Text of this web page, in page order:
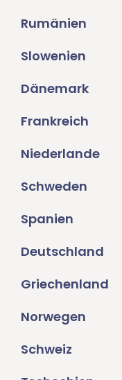
Rumänien
Slowenien
Dänemark
Frankreich
Niederlande
Schweden
Spanien
Deutschland
Griechenland
Norwegen
Schweiz